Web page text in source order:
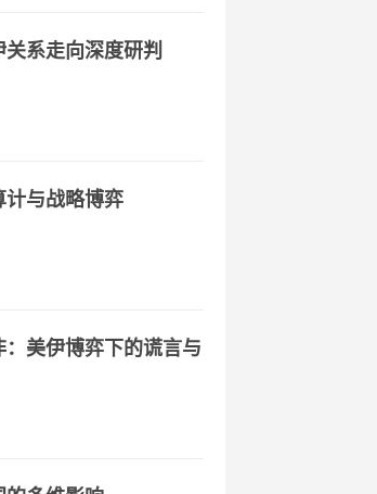
系走向深度研判
计与战略博弈
美伊博弈下的谎言与